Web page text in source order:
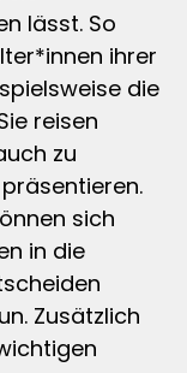
lässt. So
ihrer
die
reisen
zu
sich
in die
Zusätzlich